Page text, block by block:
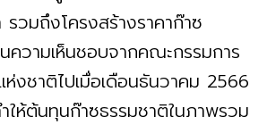
วมถึงโครงสร้างราคาก๊าซ
ความเห็นชอบจากคณะกรรมการ
งชาติไปเมื่อเดือนธันวาคม 2566
ห้ต้นทุนก๊าซธรรมชาติในภาพรวม